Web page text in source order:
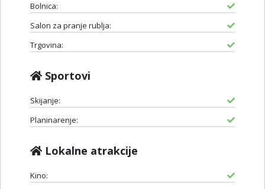
Bolnica:
Salon za pranje rublja:
Trgovina:
Sportovi
Skijanje:
Planinarenje:
Lokalne atrakcije
Kino: